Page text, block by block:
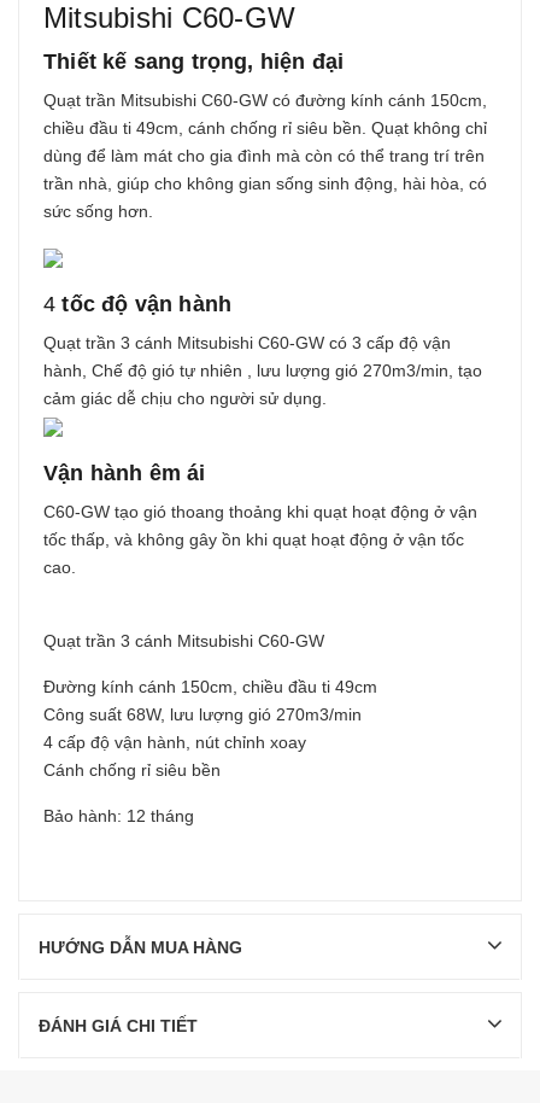
Mitsubishi C60-GW
Thiết kế sang trọng, hiện đại
Quạt trần Mitsubishi C60-GW có đường kính cánh 150cm,
chiều đầu ti 49cm, cánh chống rỉ siêu bền. Quạt không chỉ
dùng để làm mát cho gia đình mà còn có thể trang trí trên
trần nhà, giúp cho không gian sống sinh động, hài hòa, có
sức sống hơn.
4 tốc độ vận hành
Quạt trần 3 cánh Mitsubishi C60-GW có 3 cấp độ vận
hành, Chế độ gió tự nhiên , lưu lượng gió 270m3/min, tạo
cảm giác dễ chịu cho người sử dụng.
Vận hành êm ái
C60-GW tạo gió thoang thoảng khi quạt hoạt động ở vận
tốc thấp, và không gây ồn khi quạt hoạt động ở vận tốc
cao.
Quạt trần 3 cánh Mitsubishi C60-GW
Đường kính cánh 150cm, chiều đầu ti 49cm
Công suất 68W, lưu lượng gió 270m3/min
4 cấp độ vận hành, nút chỉnh xoay
Cánh chống rỉ siêu bền
Bảo hành: 12 tháng
HƯỚNG DẪN MUA HÀNG
ĐÁNH GIÁ CHI TIẾT